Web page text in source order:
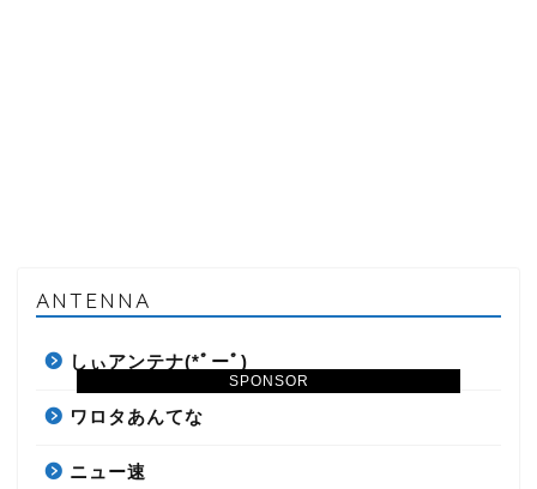
SPONSOR
ANTENNA
しぃアンテナ(*ﾟーﾟ)
ワロタあんてな
ニュー速